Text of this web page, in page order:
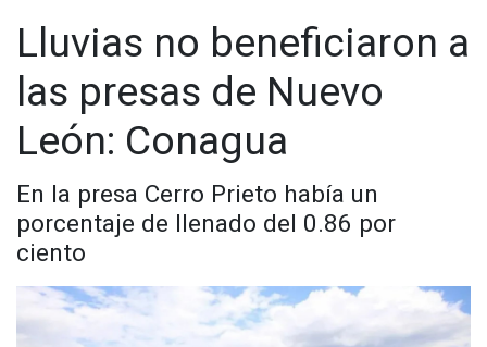
Lluvias no beneficiaron a
las presas de Nuevo
León: Conagua
En la presa Cerro Prieto había un
porcentaje de llenado del 0.86 por
ciento